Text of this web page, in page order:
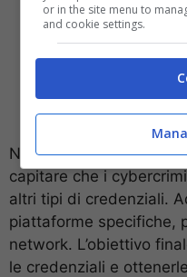
Non si limitano a fare
capitare che i
altri tipi di credenziali.
piattaforme specifiche,
network. L’obiettivo
le credenziali e
or in the site menu to
and cookie settings.